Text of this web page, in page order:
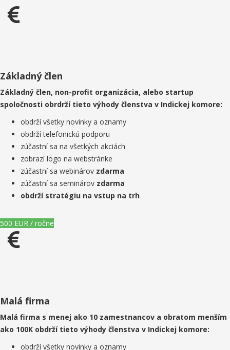
Základný člen
Základný člen, non-profit organizácia, alebo startup
spoločnosti obrdrží tieto výhody členstva v Indickej komore:
obdrží všetky novinky a oznamy
obdrží telefonickú podporu
zúčastní sa na všetkých akciách
zobrazí logo na webstránke
zúčastní sa webinárov zdarma
zúčastní sa seminárov zdarma
obdrží stratégiu na vstup na trh
500 EUR / ročne
Malá firma
Malá firma s menej ako 10 zamestnancov a obratom menším
ako 100K obdrží tieto výhody členstva v Indickej komore:
obdrží všetky novinky a oznamy